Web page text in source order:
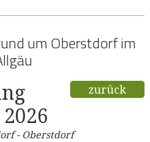
um Oberstdorf im
zurück
- Oberstdorf